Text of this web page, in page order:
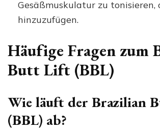
Gesäßmuskulatur zu tonisieren,
hinzuzufügen.
Häufige Fragen zum
Butt Lift (BBL)
Wie läuft der Brazilian
(BBL) ab?